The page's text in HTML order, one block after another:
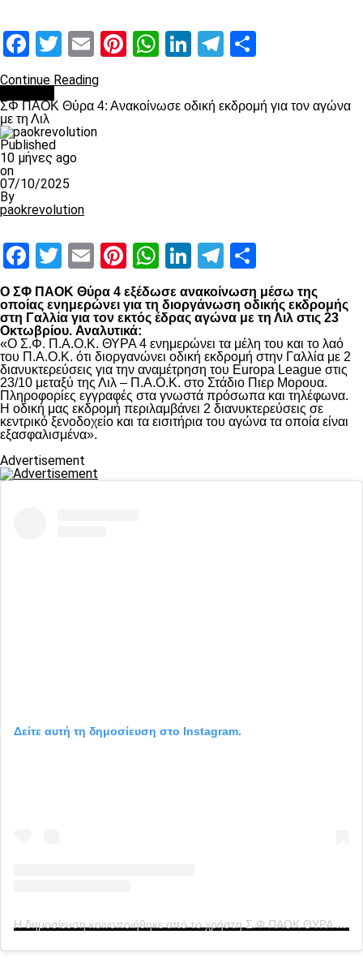
Facebook
Twitter
EmailPinterest
WhatsApp
LinkedIn
Telegram
Continue Reading
ΣΦ ΠΑΟΚ Θύρα 4: Ανακοίνωσε οδική εκδρομή για τον αγώνα
με τη Λιλ
Published
10 μήνες ago
on
07/10/2025
By
paokrevolution
Facebook
Twitter
EmailPinterest
WhatsApp
LinkedIn
Telegram
Ο ΣΦ ΠΑΟΚ Θύρα 4 εξέδωσε ανακοίνωση μέσω της
οποίας ενημερώνει για τη διοργάνωση οδικής εκδρομής
στη Γαλλία για τον εκτός έδρας αγώνα με τη Λιλ στις 23
Οκτωβρίου. Αναλυτικά:
«Ο Σ.Φ. Π.Α.Ο.Κ. ΘΥΡΑ 4 ενημερώνει τα μέλη του και το λαό
του Π.Α.Ο.Κ. ότι διοργανώνει οδική εκδρομή στην Γαλλία με 2
διανυκτερεύσεις για την αναμέτρηση του Europa League στις
23/10 μεταξύ της Λιλ – Π.Α.Ο.Κ. στο Στάδιο Πιερ Μορουα.
Πληροφορίες εγγραφές στα γνωστά πρόσωπα και τηλέφωνα.
Η οδική μας εκδρομή περιλαμβάνει 2 διανυκτερεύσεις σε
κεντρικό ξενοδοχείο και τα εισιτήρια του αγώνα τα οποία είναι
εξασφαλισμένα».
Advertisement
Δείτε αυτή τη δημοσίευση στο Instagram.
Η δημοσίευση κοινοποιήθηκε από το χρήστη Σ.Φ ΠΑΟΚ ΘΥΡΑ 4 1976 (@club_paok_gate4_official)